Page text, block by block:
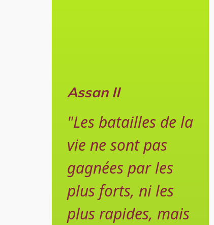
Assan II
"Les batailles de la
vie ne sont pas
gagnées par les
plus forts, ni les
plus rapides, mais